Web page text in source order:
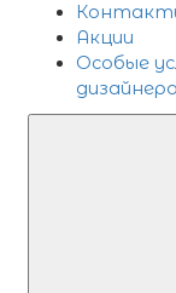
Акции
Особые